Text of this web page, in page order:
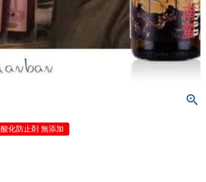
酸化防止剤 無添加